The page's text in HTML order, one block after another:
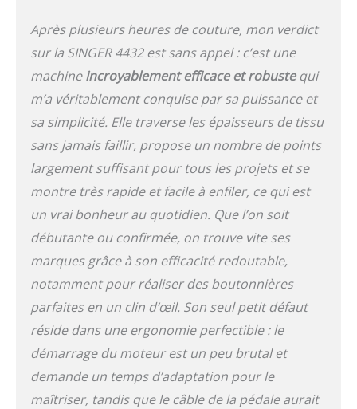
Après plusieurs heures de couture, mon verdict
sur la SINGER 4432 est sans appel : c’est une
machineincroyablement efficace et robustequi
m’a véritablement conquise par sa puissance et
sa simplicité. Elle traverse les épaisseurs de tissu
sans jamais faillir, propose un nombre de points
largement suffisant pour tous les projets et se
montre très rapide et facile à enfiler, ce qui est
un vrai bonheur au quotidien. Que l’on soit
débutante ou confirmée, on trouve vite ses
marques grâce à son efficacité redoutable,
notamment pour réaliser des boutonnières
parfaites en un clin d’œil. Son seul petit défaut
réside dans une ergonomie perfectible : le
démarrage du moteur est un peu brutal et
demande un temps d’adaptation pour le
maîtriser, tandis que le câble de la pédale aurait